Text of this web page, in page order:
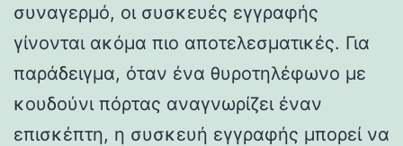
συναγερμό, οι συσκευές εγγραφής
γίνονται ακόμα πιο αποτελεσματικές. Για
παράδειγμα, όταν ένα θυροτηλέφωνο με
κουδούνι πόρτας αναγνωρίζει έναν
επισκέπτη, η συσκευή εγγραφής μπορεί να